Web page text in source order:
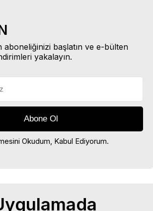
aboneliğinizi başlatın ve e-bülten
yakalayın.
Okudum, Kabul Ediyorum.